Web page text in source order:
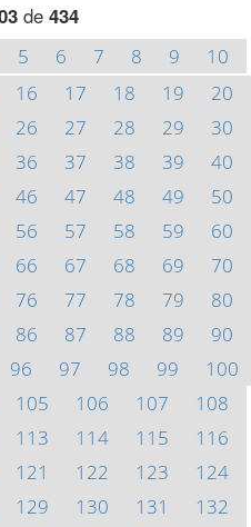
de 434
5 6 7 8 9
10
16 17 18 19
20
26 27 28 29
30
36 37 38 39
40
46 47 48 49
50
56 57 58 59
60
66 67 68 69
70
76 77 78 79
80
86 87 88 89
90
96 97 98 99
100
105 106 107
108
113 114 115
116
121 122 123
124
129 130 131
132